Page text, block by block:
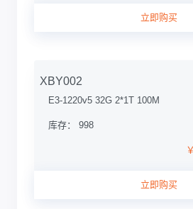
立即购买
XBY002
E3-1220v5 32G 2*1T 100M
库存： 998
立即购买